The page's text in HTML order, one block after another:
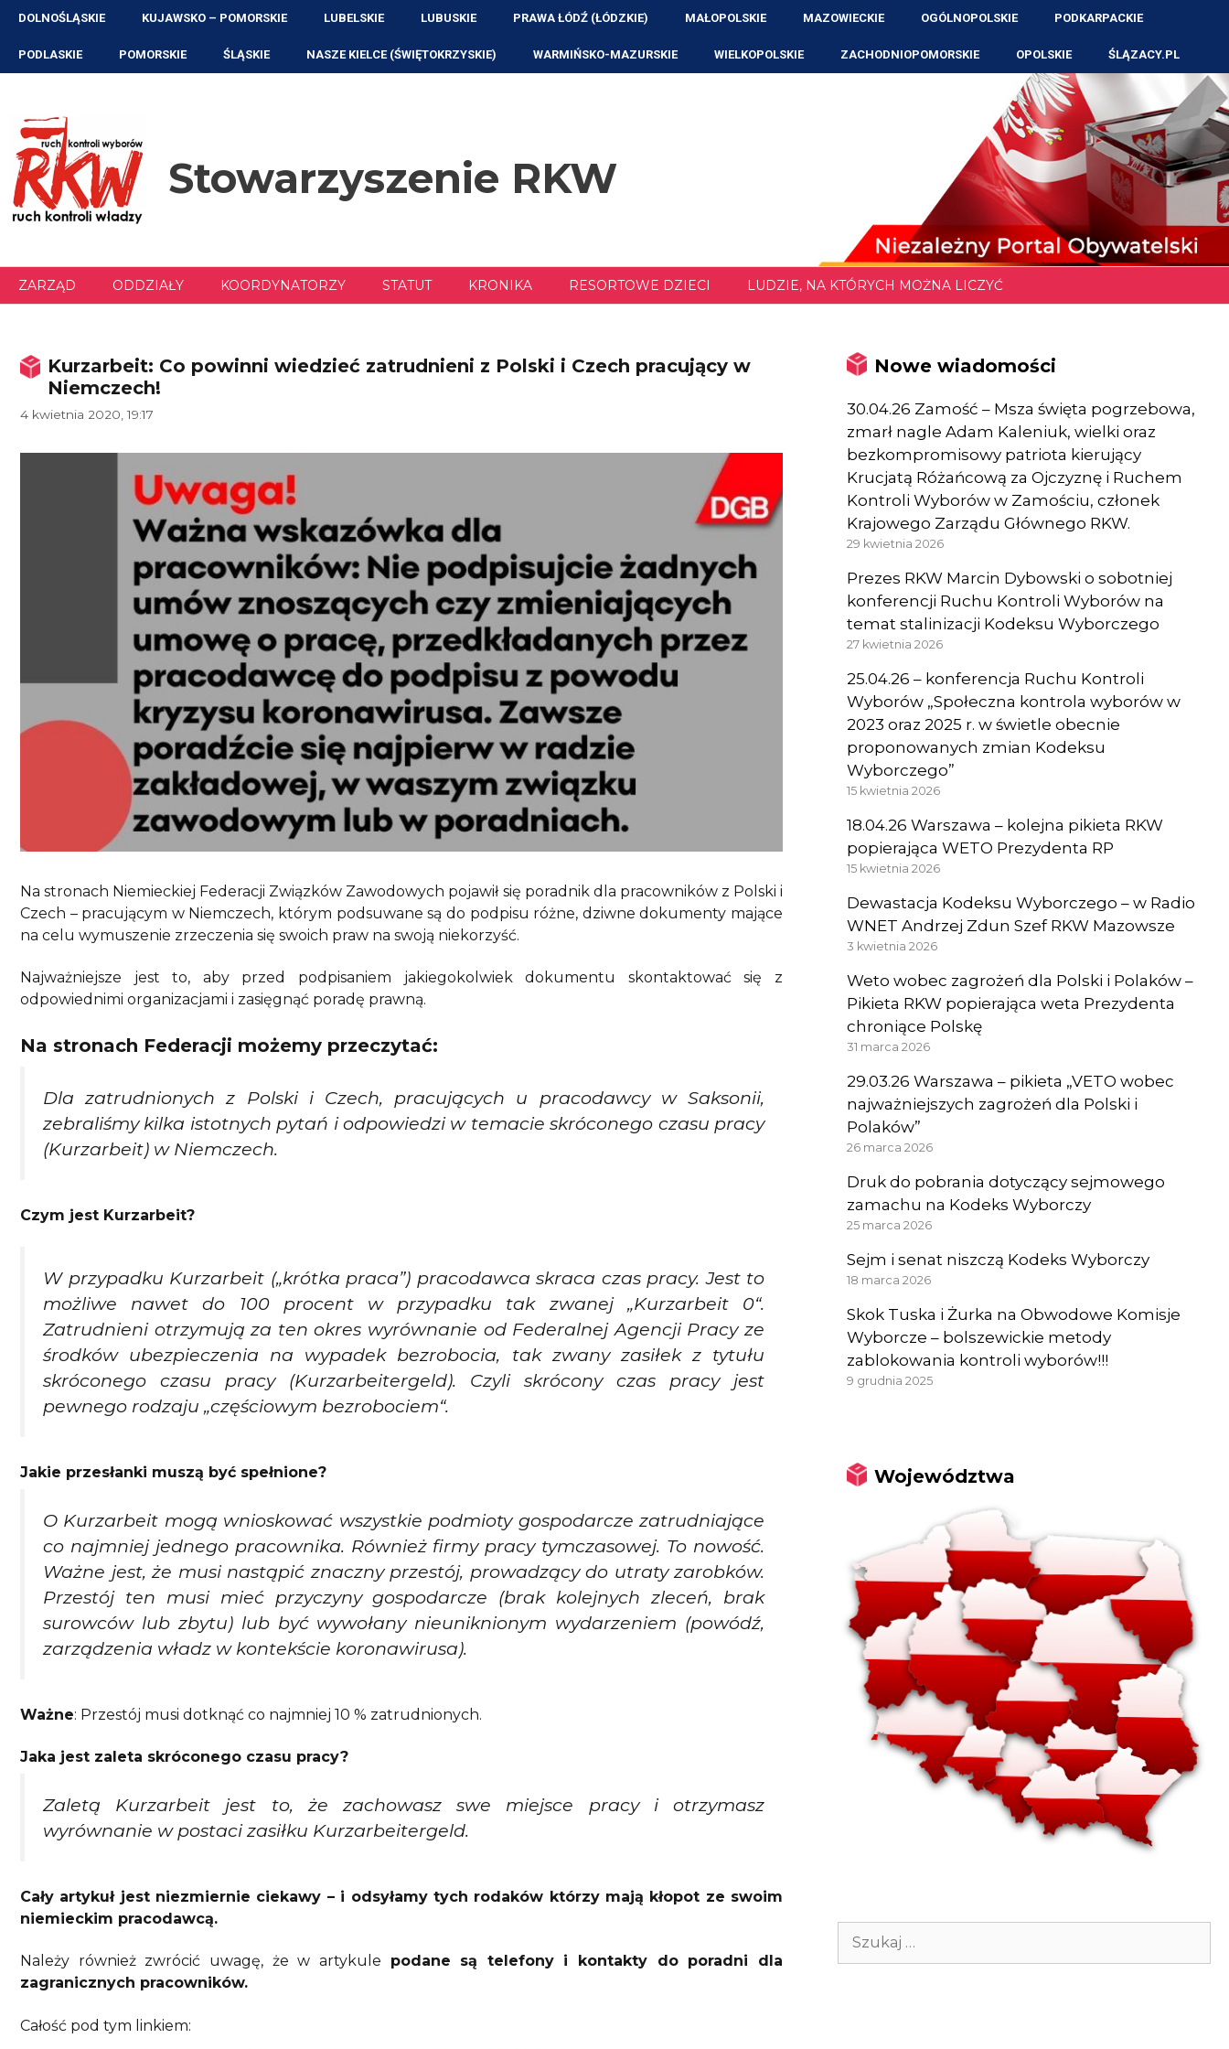
Przejdź
treści
DOLNOŚLĄSKIE KUJAWSKO – POMORSKIE LUBELSKIE LUBUSKIE PRAWA ŁÓDŹ (ŁÓDZKIE) MAŁOPOLSKIE MAZOWIECKIE OGÓLNOPOLSKIE PODKARPACKIE
PODLASKIE POMORSKIE ŚLĄSKIE NASZE KIELCE (ŚWIĘTOKRZYSKIE) WARMIŃSKO-MAZURSKIE WIELKOPOLSKIE ZACHODNIOPOMORSKIE OPOLSKIE ŚLĄZACY.PL
Stowarzyszenie RKW
ZARZĄD ODDZIAŁY KOORDYNATORZY STATUT KRONIKA RESORTOWE DZIECI LUDZIE, NA KTÓRYCH MOŻNA LICZYĆ
Kurzarbeit: Co powinni wiedzieć zatrudnieni z Polski i Czech pracujący w
Niemczech!
4 kwietnia 2020, 19:17
Na stronach Niemieckiej Federacji Związków Zawodowych pojawił się poradnik dla pracowników z Polski i
Czech – pracującym w Niemczech, którym podsuwane są do podpisu różne, dziwne dokumenty mające
na celu wymuszenie zrzeczenia się swoich praw na swoją niekorzyść.
Najważniejsze jest to, aby przed podpisaniem jakiegokolwiek dokumentu skontaktować się z
odpowiednimi organizacjami i zasięgnąć poradę prawną.
Na stronach Federacji możemy przeczytać:
Dla zatrudnionych z Polski i Czech, pracujących u pracodawcy w Saksonii,
zebraliśmy kilka istotnych pytań i odpowiedzi w temacie skróconego czasu pracy
(Kurzarbeit) w Niemczech.
Czym jest Kurzarbeit?
W przypadku Kurzarbeit („krótka praca”) pracodawca skraca czas pracy. Jest to
możliwe nawet do 100 procent w przypadku tak zwanej „Kurzarbeit 0“.
Zatrudnieni otrzymują za ten okres wyrównanie od Federalnej Agencji Pracy ze
środków ubezpieczenia na wypadek bezrobocia, tak zwany zasiłek z tytułu
skróconego czasu pracy (Kurzarbeitergeld). Czyli skrócony czas pracy jest
pewnego rodzaju „częściowym bezrobociem“.
Jakie przesłanki muszą być spełnione?
O Kurzarbeit mogą wnioskować wszystkie podmioty gospodarcze zatrudniające
co najmniej jednego pracownika. Również firmy pracy tymczasowej. To nowość.
Ważne jest, że musi nastąpić znaczny przestój, prowadzący do utraty zarobków.
Przestój ten musi mieć przyczyny gospodarcze (brak kolejnych zleceń, brak
surowców lub zbytu) lub być wywołany nieuniknionym wydarzeniem (powódź,
zarządzenia władz w kontekście koronawirusa).
Ważne: Przestój musi dotknąć co najmniej 10 % zatrudnionych.
Jaka jest zaleta skróconego czasu pracy?
Zaletą Kurzarbeit jest to, że zachowasz swe miejsce pracy i otrzymasz
wyrównanie w postaci zasiłku Kurzarbeitergeld.
Cały artykuł jest niezmiernie ciekawy – i odsyłamy tych rodaków którzy mają kłopot ze swoim
niemieckim pracodawcą.
Należy również zwrócić uwagę, że w artykule podane są telefony i kontakty do poradni dla
zagranicznych pracowników.
Całość pod tym linkiem:
Nowe wiadomości
30.04.26 Zamość – Msza święta pogrzebowa,
zmarł nagle Adam Kaleniuk, wielki oraz
bezkompromisowy patriota kierujący
Krucjatą Różańcową za Ojczyznę i Ruchem
Kontroli Wyborów w Zamościu, członek
Krajowego Zarządu Głównego RKW.
29 kwietnia 2026
Prezes RKW Marcin Dybowski o sobotniej
konferencji Ruchu Kontroli Wyborów na
temat stalinizacji Kodeksu Wyborczego
27 kwietnia 2026
25.04.26 – konferencja Ruchu Kontroli
Wyborów „Społeczna kontrola wyborów w
2023 oraz 2025 r. w świetle obecnie
proponowanych zmian Kodeksu
Wyborczego”
15 kwietnia 2026
18.04.26 Warszawa – kolejna pikieta RKW
popierająca WETO Prezydenta RP
15 kwietnia 2026
Dewastacja Kodeksu Wyborczego – w Radio
WNET Andrzej Zdun Szef RKW Mazowsze
3 kwietnia 2026
Weto wobec zagrożeń dla Polski i Polaków –
Pikieta RKW popierająca weta Prezydenta
chroniące Polskę
31 marca 2026
29.03.26 Warszawa – pikieta „VETO wobec
najważniejszych zagrożeń dla Polski i
Polaków”
26 marca 2026
Druk do pobrania dotyczący sejmowego
zamachu na Kodeks Wyborczy
25 marca 2026
Sejm i senat niszczą Kodeks Wyborczy
18 marca 2026
Skok Tuska i Żurka na Obwodowe Komisje
Wyborcze – bolszewickie metody
zablokowania kontroli wyborów!!!
9 grudnia 2025
Województwa
Szukaj: